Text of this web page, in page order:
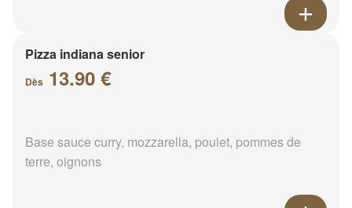
Pizza indiana senior
Dès 13.90 €
Base sauce curry, mozzarella, poulet, pommes de
terre, oignons